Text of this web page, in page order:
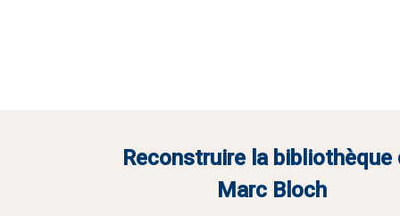
Reconstruire la bibliothèque
Marc Bloch